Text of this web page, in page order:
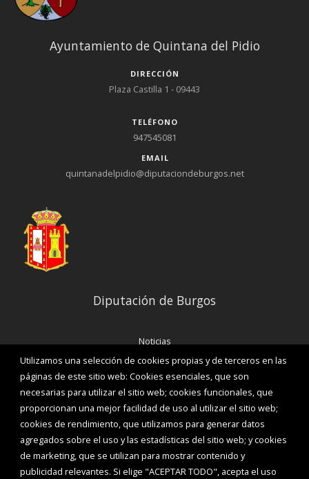
Utilizamos una selección de cookies propias y de terceros en las
páginas de este sitio web: Cookies esenciales, que son
necesarias para utilizar el sitio web; cookies funcionales, que
proporcionan una mejor facilidad de uso al utilizar el sitio web;
cookies de rendimiento, que utilizamos para generar datos
agregados sobre el uso y las estadísticas del sitio web; y cookies
de marketing, que se utilizan para mostrar contenido y
publicidad relevantes. Si elige "ACEPTAR TODO", acepta el uso
Ayuntamiento de Quintana del Pidio
DIRECCIÓN
Plaza Castilla 1 - 09443
TELÉFONO
947545081
EMAIL
quintanadelpidio@diputaciondeburgos.net
Diputación de Burgos
Noticias
Eventos
Corporación Municipal
Teléfonos de interés
INICIAR SESIÓN
MAPA WEB